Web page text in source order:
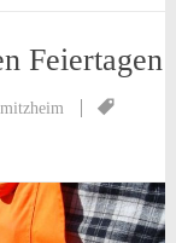
Feiertagen